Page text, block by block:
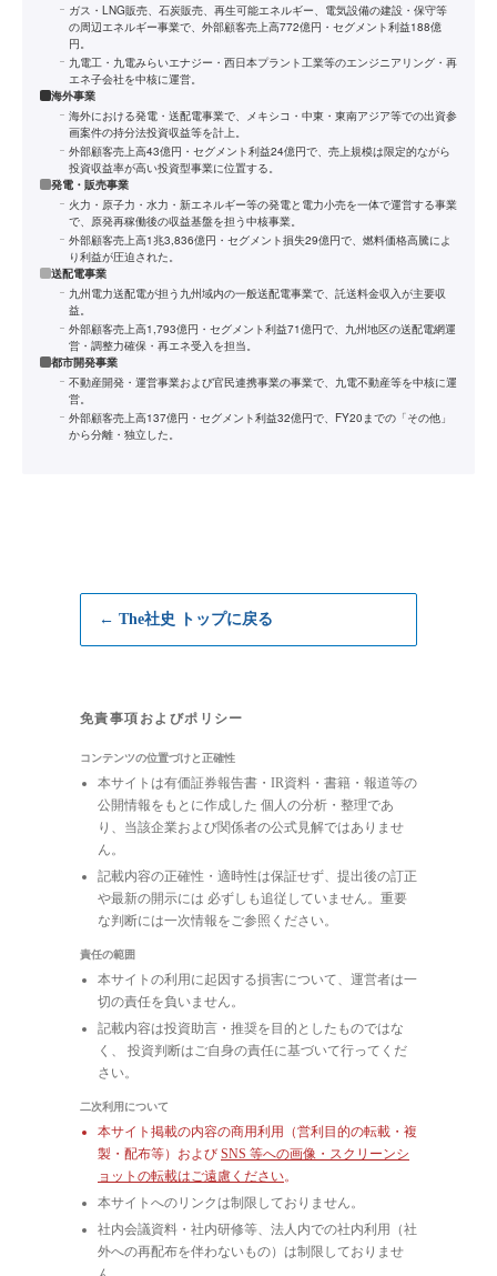
ガス・LNG販売、石炭販売、再生可能エネルギー、電気設備の建設・保守等
の周辺エネルギー事業で、外部顧客売上高772億円・セグメント利益188億
円。
九電工・九電みらいエナジー・西日本プラント工業等のエンジニアリング・再
エネ子会社を中核に運営。
海外事業
海外における発電・送配電事業で、メキシコ・中東・東南アジア等での出資参
画案件の持分法投資収益等を計上。
外部顧客売上高43億円・セグメント利益24億円で、売上規模は限定的ながら
投資収益率が高い投資型事業に位置する。
発電・販売事業
火力・原子力・水力・新エネルギー等の発電と電力小売を一体で運営する事業
で、原発再稼働後の収益基盤を担う中核事業。
外部顧客売上高1兆3,836億円・セグメント損失29億円で、燃料価格高騰によ
り利益が圧迫された。
送配電事業
九州電力送配電が担う九州域内の一般送配電事業で、託送料金収入が主要収
益。
外部顧客売上高1,793億円・セグメント利益71億円で、九州地区の送配電網運
営・調整力確保・再エネ受入を担当。
都市開発事業
不動産開発・運営事業および官民連携事業の事業で、九電不動産等を中核に運
営。
外部顧客売上高137億円・セグメント利益32億円で、FY20までの「その他」
から分離・独立した。
← The社史 トップに戻る
免責事項およびポリシー
コンテンツの位置づけと正確性
本サイトは有価証券報告書・IR資料・書籍・報道等の
公開情報をもとに作成した 個人の分析・整理であ
り、当該企業および関係者の公式見解ではありませ
ん。
記載内容の正確性・適時性は保証せず、提出後の訂正
や最新の開示には 必ずしも追従していません。重要
な判断には一次情報をご参照ください。
責任の範囲
本サイトの利用に起因する損害について、運営者は一
切の責任を負いません。
記載内容は投資助言・推奨を目的としたものではな
く、 投資判断はご自身の責任に基づいて行ってくだ
さい。
二次利用について
本サイト掲載の内容の商用利用（営利目的の転載・複
製・配布等）および SNS 等への画像・スクリーンシ
ョットの転載はご遠慮ください。
本サイトへのリンクは制限しておりません。
社内会議資料・社内研修等、法人内での社内利用（社
外への再配布を伴わないもの）は制限しておりませ